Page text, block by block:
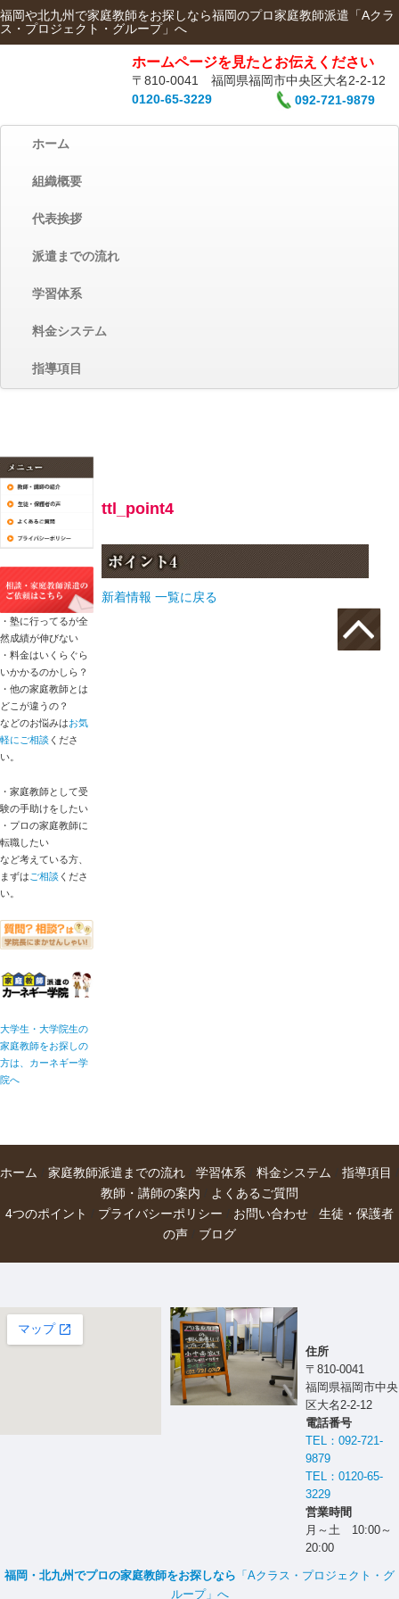
福岡や北九州で家庭教師をお探しなら福岡のプロ家庭教師派遣「Aクラ
ス・プロジェクト・グループ」へ
ホームページを見たとお伝えください
〒810-0041 福岡県福岡市中央区大名2-2-12
0120-65-3229
092-721-9879
ホーム
組織概要
代表挨拶
派遣までの流れ
学習体系
料金システム
指導項目
・塾に行ってるが全
然成績が伸びない
・料金はいくらぐら
いかかるのかしら？
・他の家庭教師とは
どこが違うの？
などのお悩みはお気
軽にご相談 くださ
い。
・家庭教師として受
験の手助けをしたい
・プロの家庭教師に
転職したい
など考えている方、
まずは ご相談 くださ
い。
大学生・大学院生の
家庭教師をお探しの
方は、カーネギー学
院へ
ttl_point4
新着情報 一覧に戻る
ホーム 家庭教師派遣までの流れ 学習体系 料金システム 指導項目
教師・講師の案内
よくあるご質問
4つのポイント
プライバシーポリシー お問い合わせ
生徒・保護者
の声
ブログ
大きな地図で見る
住所
〒810-0041
福岡県福岡市中央
区大名2-2-12
電話番号
TEL：092-721-
9879
TEL：0120-65-
3229
営業時間
月～土 10:00～
20:00
福岡・北九州でプロの家庭教師をお探しなら 「Aクラス・プロジェクト・グ
ループ」へ